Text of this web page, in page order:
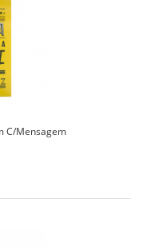
C/Mensagem